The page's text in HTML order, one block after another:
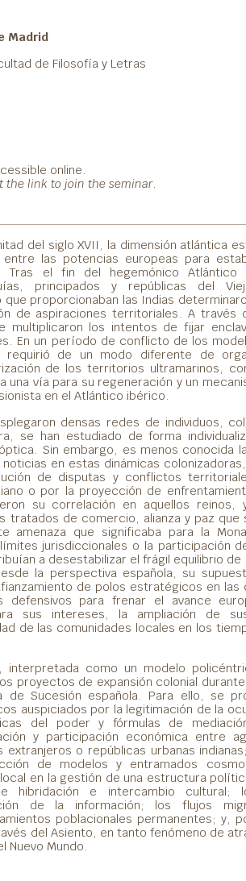
Madrid
de Filosofía y Letras
online.
the link to join the seminar.
del siglo XVII, la dimensión atlántica
las potencias europeas para
Tras el fin del hegemónico
principados y repúblicas del
proporcionaban las Indias
de aspiraciones territoriales. A través
multiplicaron los intentos de fijar
En un período de conflicto de los
requirió de un modo diferente de
de los territorios ultramarinos,
una vía para su regeneración y un
en el Atlántico ibérico.
densas redes de individuos,
se han estudiado de forma
Sin embargo, es menos conocida
en estas dinámicas
de disputas y conflictos
o por la proyección de
su correlación en aquellos reinos,
tratados de comercio, alianza y paz
amenaza que significaba para la
jurisdiccionales o la participación
a desestabilizar el frágil equilibrio
la perspectiva española, su
de polos estratégicos en las
defensivos para frenar el avance
sus intereses, la ampliación de
de las comunidades locales en los
interpretada como un modelo
proyectos de expansión colonial
Sucesión española. Para ello, se
auspiciados por la legitimación de la
del poder y fórmulas de
y participación económica entre
extranjeros o repúblicas urbanas
de modelos y entramados
en la gestión de una estructura
hibridación e intercambio cultural;
de la información; los flujos
poblacionales permanentes; y,
del Asiento, en tanto fenómeno de
Mundo.